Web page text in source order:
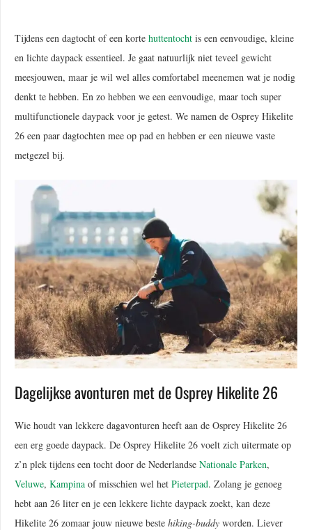
Tijdens een dagtocht of een korte huttentocht is een eenvoudige, kleine
en lichte daypack essentieel. Je gaat natuurlijk niet teveel gewicht
meesjouwen, maar je wil wel alles comfortabel meenemen wat je nodig
denkt te hebben. En zo hebben we een eenvoudige, maar toch super
multifunctionele daypack voor je getest. We namen de Osprey Hikelite
26 een paar dagtochten mee op pad en hebben er een nieuwe vaste
metgezel bij.
Dagelijkse avonturen met de Osprey Hikelite 26
Wie houdt van lekkere dagavonturen heeft aan de Osprey Hikelite 26
een erg goede daypack. De Osprey Hikelite 26 voelt zich uitermate op
z’n plek tijdens een tocht door de Nederlandse Nationale Parken,
Veluwe, Kampina of misschien wel het Pieterpad. Zolang je genoeg
hebt aan 26 liter en je een lekkere lichte daypack zoekt, kan deze
Hikelite 26 zomaar jouw nieuwe beste hiking-buddy worden. Liever